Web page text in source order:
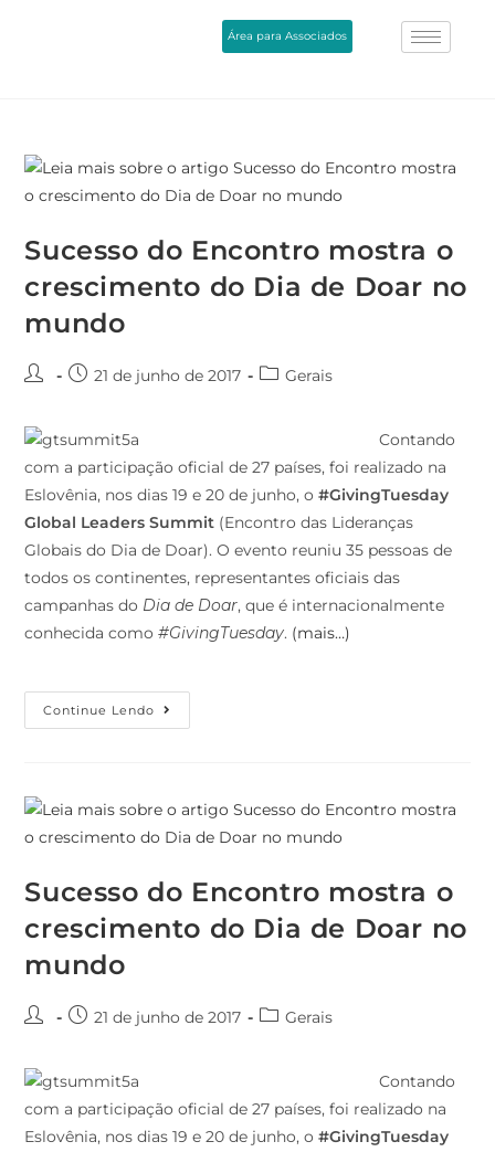
Área para Associados
Sucesso do Encontro mostra o
crescimento do Dia de Doar no
mundo
21 de junho de 2017 Gerais
Contando
com a participação oficial de 27 países, foi realizado na
Eslovênia, nos dias 19 e 20 de junho, o#GivingTuesday
Global Leaders Summit (Encontro das Lideranças
Globais do Dia de Doar). O evento reuniu 35 pessoas de
todos os continentes, representantes oficiais das
campanhas do Dia de Doar, que é internacionalmente
conhecida como#GivingTuesday. (mais…)
Continue Lendo
Sucesso do Encontro mostra o
crescimento do Dia de Doar no
mundo
21 de junho de 2017 Gerais
Contando
com a participação oficial de 27 países, foi realizado na
Eslovênia, nos dias 19 e 20 de junho, o#GivingTuesday